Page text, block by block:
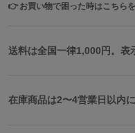
👉お買い物で困った時はこちら
送料は全国一律1,000円。表
在庫商品は2〜4営業日以内